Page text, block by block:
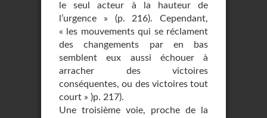
le seul acteur à la hauteur de
l’urgence » (p. 216). Cependant,
« les mouvements qui se réclament
des changements par en bas
semblent eux aussi échouer à
arracher des victoires
conséquentes, ou des victoires tout
court » )p. 217).
Une troisième voie, proche de la